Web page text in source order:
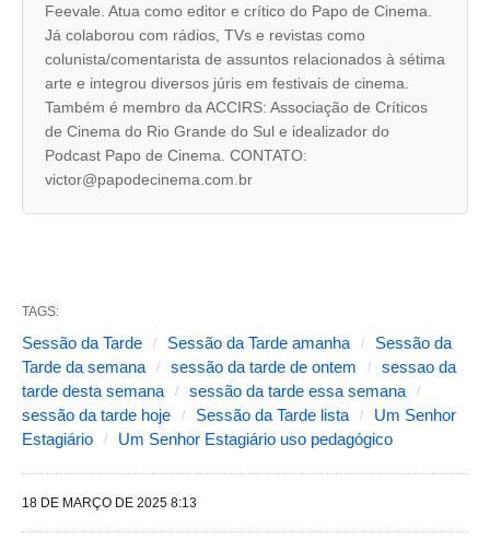
u
t
e
s
a
l
Feevale. Atua como editor e crítico do Papo de Cinema.
Já colaborou com rádios, TVs e revistas como
colunista/comentarista de assuntos relacionados à sétima
arte e integrou diversos júris em festivais de cinema.
Também é membro da ACCIRS: Associação de Críticos
de Cinema do Rio Grande do Sul e idealizador do
Podcast Papo de Cinema. CONTATO:
victor@papodecinema.com.br
TAGS:
Sessão da Tarde Sessão da Tarde amanha
Sessão da
Tarde da semana
sessão da tarde de ontem
sessao da
tarde desta semana
sessão da tarde essa semana
sessão da tarde hoje
Sessão da Tarde lista
Um Senhor
Estagiário
Um Senhor Estagiário uso pedagógico
18 DE MARÇO DE 2025 8:13